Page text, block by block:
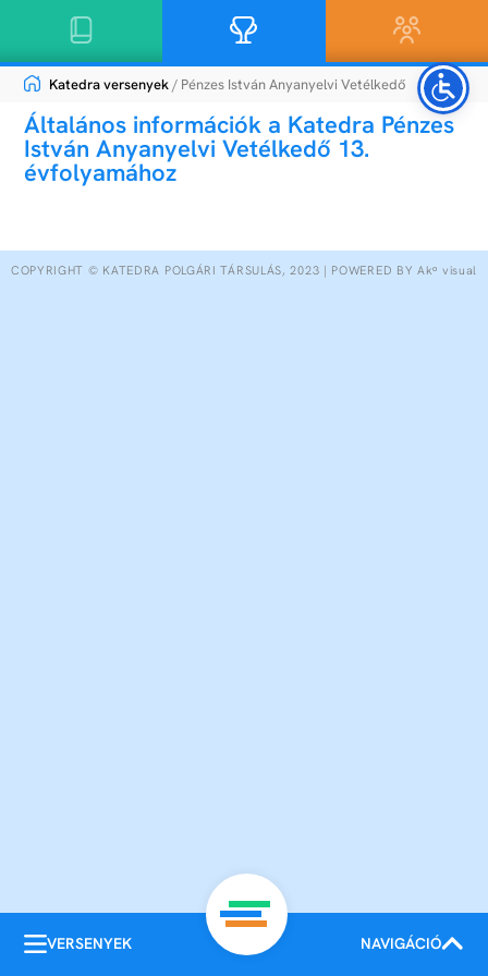
VERSENYEK NAVIGÁCIÓ
Katedra versenyek/ Pénzes István Anyanyelvi Vetélkedő
Általános információk a Katedra Pénzes
István Anyanyelvi Vetélkedő 13.
évfolyamához
COPYRIGHT © KATEDRA POLGÁRI TÁRSULÁS, 2023 | POWERED BY Akᵒ visual